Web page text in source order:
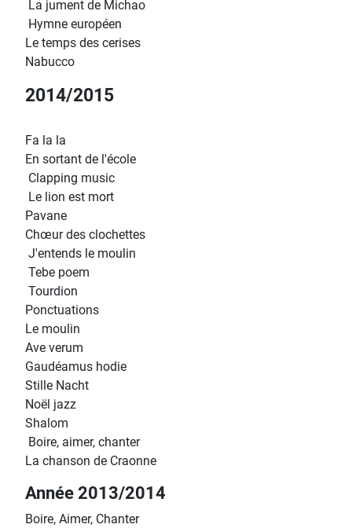
La jument de Michao
Hymne européen
Le temps des cerises
Nabucco
2014/2015
Fa la la
En sortant de l'école
Clapping music
Le lion est mort
Pavane
Chœur des clochettes
J'entends le moulin
Tebe poem
Tourdion
Ponctuations
Le moulin
Ave verum
Gaudéamus hodie
Stille Nacht
Noël jazz
Shalom
Boire, aimer, chanter
La chanson de Craonne
Année 2013/2014
Boire, Aimer, Chanter